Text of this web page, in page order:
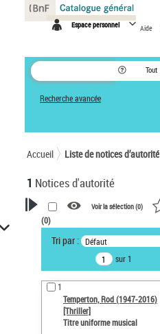
Espace personnel Aide
Tout
Recherche avancée
Accueil Liste de notices d’autorité
1 Notices d'autorité
VOTRE RECHERCHE
Recherche avancée dans les
notices d’autorité
Œuvres liées à l'auteur :
Temperton, Rod (1947-2016)
Auteur d’œuvre
Voir la sélection (0)
(0)
Tri par : Défaut
sur 1
1
Temperton, Rod (1947-2016)
[Thriller]
Titre uniforme musical
Panneau de gestion des cookies